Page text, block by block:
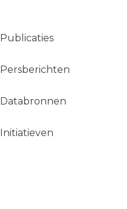
Publicaties
Persberichten
Databronnen
Initiatieven